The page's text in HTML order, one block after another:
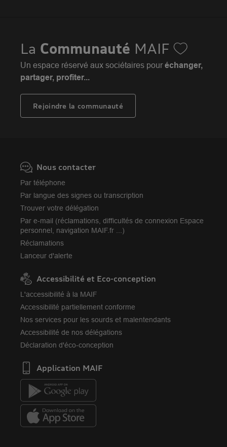
Portail API
Adhérer à la MAIF
MAIF Impact
Assurance emprunteur
Assurance décès
Assurance vie
Plan d'épargne retraite (PER)
Achat véhicule
Achat immobilier
Nos partenaires services
La Communauté MAIF
Un espace réservé aux sociétaires pouréchanger,
partager, profiter...
Rejoindre la communauté
Nous contacter
Par téléphone
Par langue des signes ou transcription
Trouver votre délégation
Par e-mail (réclamations, difficultés de connexion Espace
personnel, navigation MAIF.fr ...)
Réclamations
Lanceur d'alerte
Accessibilité et Eco-conception
L'accessibilité à la MAIF
Accessibilité partiellement conforme
Nos services pour les sourds et malentendants
Accessibilité de nos délégations
Déclaration d'éco-conception
Application MAIF